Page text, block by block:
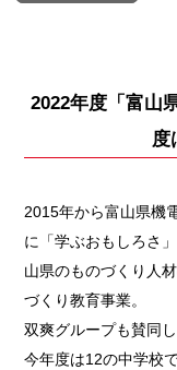
2022年度「富山
度
2015年から富山県機
に「学ぶおもしろさ
山県のものづくり人
づくり教育事業。
双爽グループも賛同
今年度は12の中学校